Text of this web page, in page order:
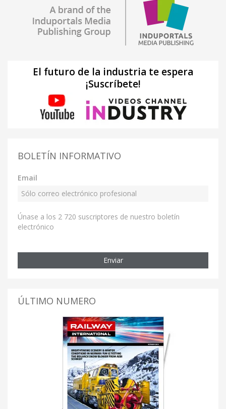
El futuro de la industria te espera
¡Suscríbete!
BOLETÍN INFORMATIVO
Email
Únase a los 2 720 suscriptores de nuestro boletín
electrónico
Enviar
ÚLTIMO NUMERO